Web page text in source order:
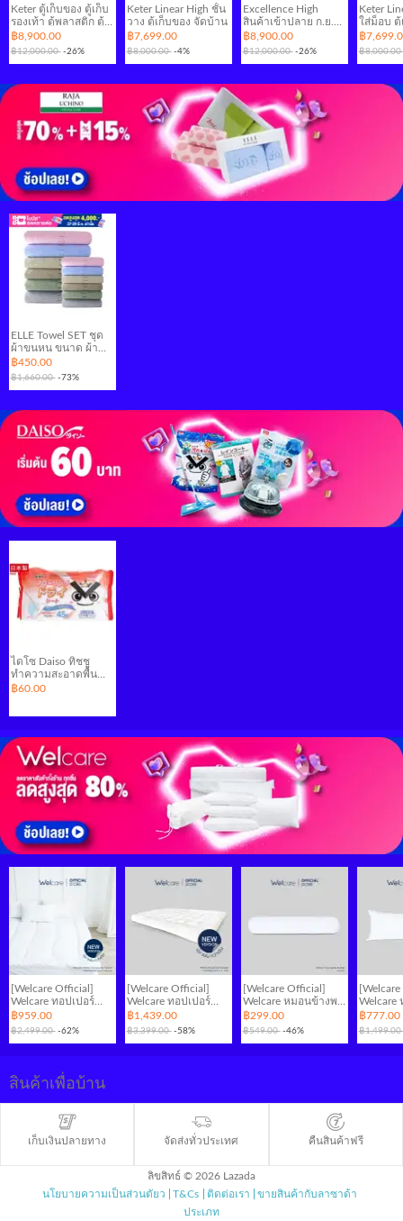
Keter ตู้เก็บของ ตู้เก็บ
รองเท้า ตู้พลาสติก ตู้ ตู้
อเนกประสงค์ รุ่น
Excellence Utility
Italy มีช่องเก็บของทรง
สูงด้านยาว ช่องเก็บ
ไม้กวาด ประกอบง่าย
ส่งเป็นกล่องพร้อมคู่มือ
ประกอบ นำเข้าจาก
ยุโรป By Jadbaan จัด
฿8,900.00
฿12,000.00 -26%
Keter Linear High ชั้น
วาง ตู้เก็บของ จัดบ้าน
฿7,699.00
฿8,000.00 -4%
Excellence High
สินค้าเข้าปลาย ก.ย.
2024
฿8,900.00
฿12,000.00 -26%
Keter
ใส่ม็อบ ตู้
บ้าน
฿
฿8,000.00
ELLE Towel SET ชุด
ผ้าขนหนู ขนาด ผ้า
เช็ดผมมาตรฐาน
38x80 cm.และ
Natural Airfil [
TEG22790 ]
฿450.00
฿1,660.00 -73%
ไดโซ Daiso ทิชชู
ทำความสะอาดพื้น
แบบแห้ง 45 แผ่น
฿60.00
[Welcare Official]
Welcare ทอปเปอร์
สุขภาพ Hollow
Conjugate-Topper
฿959.00
฿2,499.00 -62%
[Welcare Official]
Welcare ทอปเปอร์
สุขภาพ Premium
Softgel-Topper
฿1,439.00
฿3,399.00 -58%
[Welcare Official]
Welcare หมอนข้างพรี
เมี่ยม รุ่น Silver
Bolster
฿299.00
฿549.00 -46%
ยาว ลาย
Hollow
฿777.00
฿1,499.00
สินค้าเพื่อบ้าน
เก็บเงินปลายทาง จัดส่งทั่วประเทศ คืนสินค้าฟรี
ลิขสิทธ์ © 2026 Lazada
นโยบายความเป็นส่วนตัยว
T&Cs ติดต่อเรา
ขายสินค้ากับลาซาด้า
ประเภท